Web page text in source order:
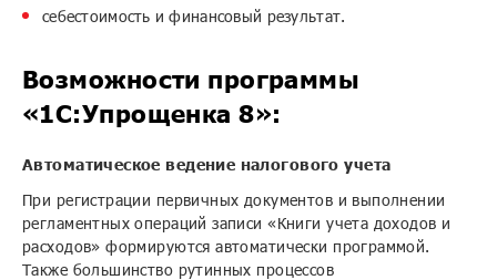
себестоимость и финансовый результат.
Возможности программы
«1С:Упрощенка 8»:
Автоматическое ведение налогового учета
При регистрации первичных документов и выполнении
регламентных операций записи «Книги учета доходов и
расходов» формируются автоматически программой.
Также большинство рутинных процессов